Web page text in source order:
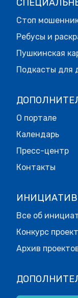
Стоп
Ребусы и
Пушкинская
Подкасты для
О портале
Календарь
Пресс-центр
Контакты
Все об
Конкурс
Архив